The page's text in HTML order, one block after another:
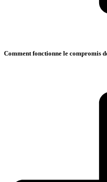
Comment fonctionne le compromis